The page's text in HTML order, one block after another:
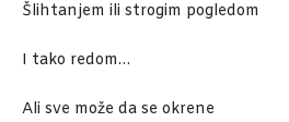
Šlihtanjem ili strogim pogledom
I tako redom…
Ali sve može da se okrene